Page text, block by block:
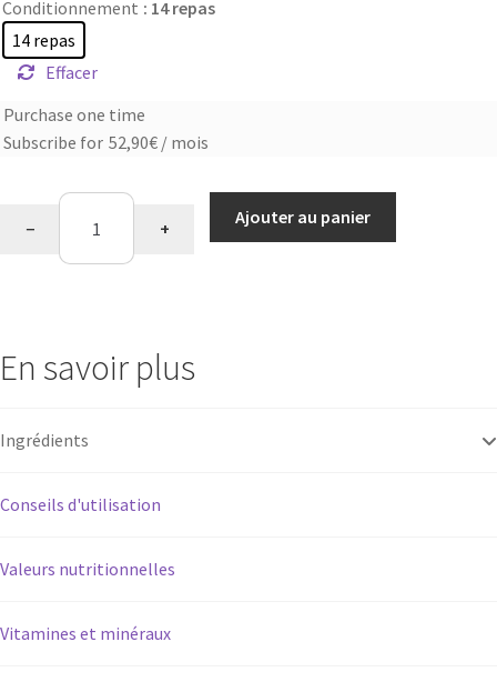
Conditionnement : 14 repas
14 repas
Effacer
Choose
purchase
Purchase one time
Subscribe for 52,90€ / mois
quantité
chocolat
− +
Ajouter au panier
En savoir plus
Ingrédients
Conseils d'utilisation
Valeurs nutritionnelles
Vitamines et minéraux